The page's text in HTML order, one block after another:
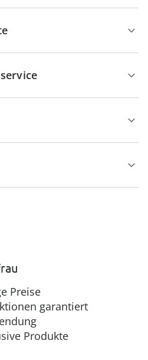
Preise
garantiert
Produkte